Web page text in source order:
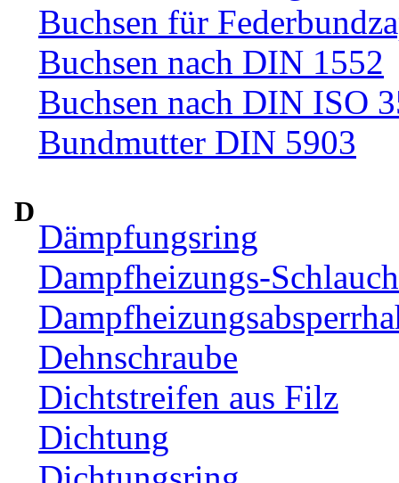
Buchsen für
Buchsen nach DIN 1552
Buchsen nach DIN ISO
Bundmutter DIN 5903
D
Dämpfungsring
Dampfheizungs-
Dehnschraube
Dichtstreifen aus Filz
Dichtung